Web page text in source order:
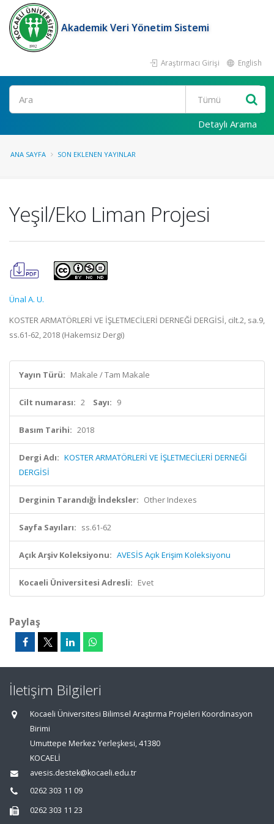
Akademik Veri Yönetim Sistemi
Araştırmacı Girişi English
Ara
Detaylı Arama
ANA SAYFA SON EKLENEN YAYINLAR
Yeşil/Eko Liman Projesi
Ünal A. U.
KOSTER ARMATÖRLERİ VE İŞLETMECİLERİ DERNEĞİ DERGİSİ, cilt.2, sa.9,
ss.61-62, 2018 (Hakemsiz Dergi)
Yayın Türü: Makale / Tam Makale
Cilt numarası: 2 Sayı: 9
Basım Tarihi: 2018
Dergi Adı: KOSTER ARMATÖRLERİ VE İŞLETMECİLERİ DERNEĞİ
DERGİSİ
Derginin Tarandığı İndeksler: Other Indexes
Sayfa Sayıları: ss.61-62
Açık Arşiv Koleksiyonu: AVESİS Açık Erişim Koleksiyonu
Kocaeli Üniversitesi Adresli: Evet
Paylaş
İletişim Bilgileri
Kocaeli Üniversitesi Bilimsel Araştırma Projeleri Koordinasyon
Birimi
Umuttepe Merkez Yerleşkesi, 41380
KOCAELİ
avesis.destek@kocaeli.edu.tr
0262 303 11 09
0262 303 11 23